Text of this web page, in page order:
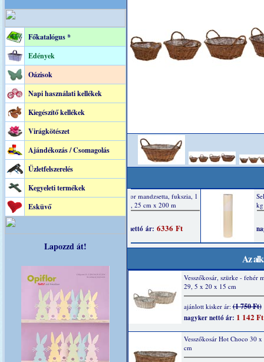
Főkatalógus *
Edények
Oázisok
Napi használati kellékek
Kiegészítő kellékek
Virágkötészet
Ajándékozás / Csomagolás
Üzletfelszerelés
Kegyeleti termékek
Esküvő
Lapozzd át!
Az
Vesszőkosár, szürke - fehér
29, 5 x 20 x 15 cm
ajánlott kisker ár:(1 750 Ft)
nagyker nettó ár: 1 142 Ft
Vesszőkosár Hot Choco 30
cm